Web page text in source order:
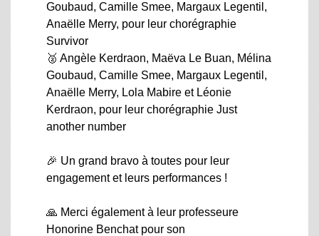
Goubaud, Camille Smee, Margaux Legentil,
Anaëlle Merry, pour leur chorégraphie
Survivor
🥈 Angèle Kerdraon, Maëva Le Buan, Mélina
Goubaud, Camille Smee, Margaux Legentil,
Anaëlle Merry, Lola Mabire et Léonie
Kerdraon, pour leur chorégraphie Just
another number
🎉 Un grand bravo à toutes pour leur
engagement et leurs performances !
🙏 Merci également à leur professeure
Honorine Benchat pour son